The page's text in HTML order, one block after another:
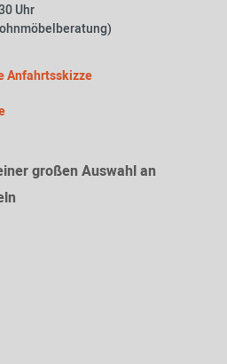
Uhr
Anfahrtsskizze
großen Auswahl an